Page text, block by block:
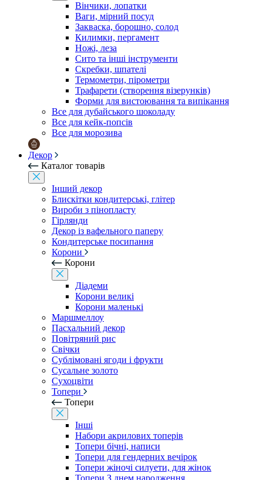
Вінчики, лопатки
Ваги, мірний посуд
Закваска, борошно, солод
Килимки, пергамент
Ножі, леза
Сито та інші інструменти
Скребки, шпателі
Термометри, пірометри
Трафарети (створення візерунків)
Форми для вистоювання та випікання
Все для дубайського шоколаду
Все для кейк-попсів
Все для морозива
Декор
Каталог товарів
Інший декор
Блискітки кондитерські, глітер
Вироби з пінопласту
Гірлянди
Декор із вафельного паперу
Кондитерське посипання
Корони
Корони
Діадеми
Корони великі
Корони маленькі
Маршмеллоу
Пасхальний декор
Повітряний рис
Свічки
Сублімовані ягоди і фрукти
Сусальне золото
Сухоцвіти
Топери
Топери
Інші
Набори акрилових топерів
Топери бічні, написи
Топери для гендерних вечірок
Топери жіночі силуети, для жінок
Топери З днем ​​народження